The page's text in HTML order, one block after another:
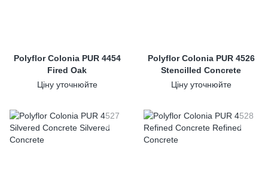
Polyflor Colonia PUR 4454
Fired Oak
Ціну уточнюйте
Polyflor Colonia PUR 4526
Stencilled Concrete
Ціну уточнюйте